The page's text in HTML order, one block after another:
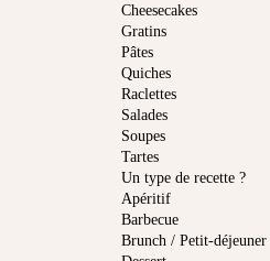
Cheesecakes
Gratins
Pâtes
Quiches
Raclettes
Salades
Soupes
Tartes
Un type de recette ?
Apéritif
Barbecue
Brunch / Petit-déjeuner